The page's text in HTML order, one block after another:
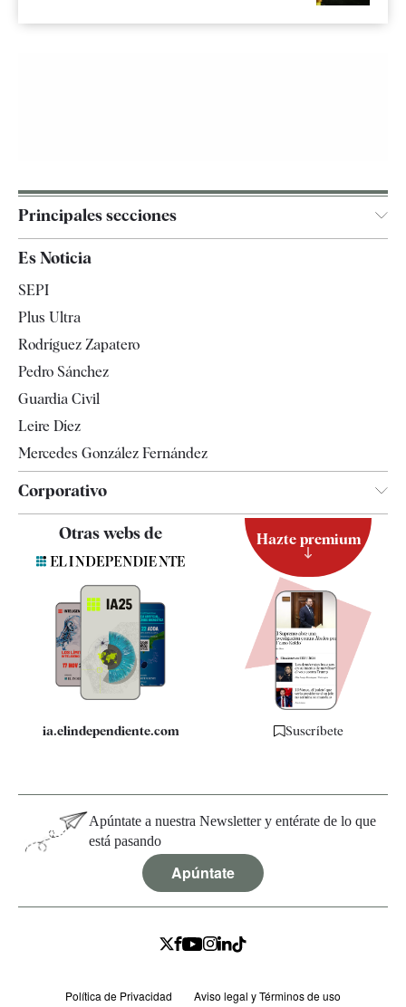
Principales secciones
España
Televisión
Es Noticia
SEPI
Plus Ultra
Rodríguez Zapatero
Pedro Sánchez
Guardia Civil
Leire Díez
Mercedes González Fernández
Corporativo
Contacto
Quiénes somos
Especificaciones
Otras webs de
ia.elindependiente.com
Hazte premium
Suscríbete
Apúntate a nuestra Newsletter y entérate de lo que
está pasando
Apúntate
Política de Privacidad Aviso legal y Términos de uso